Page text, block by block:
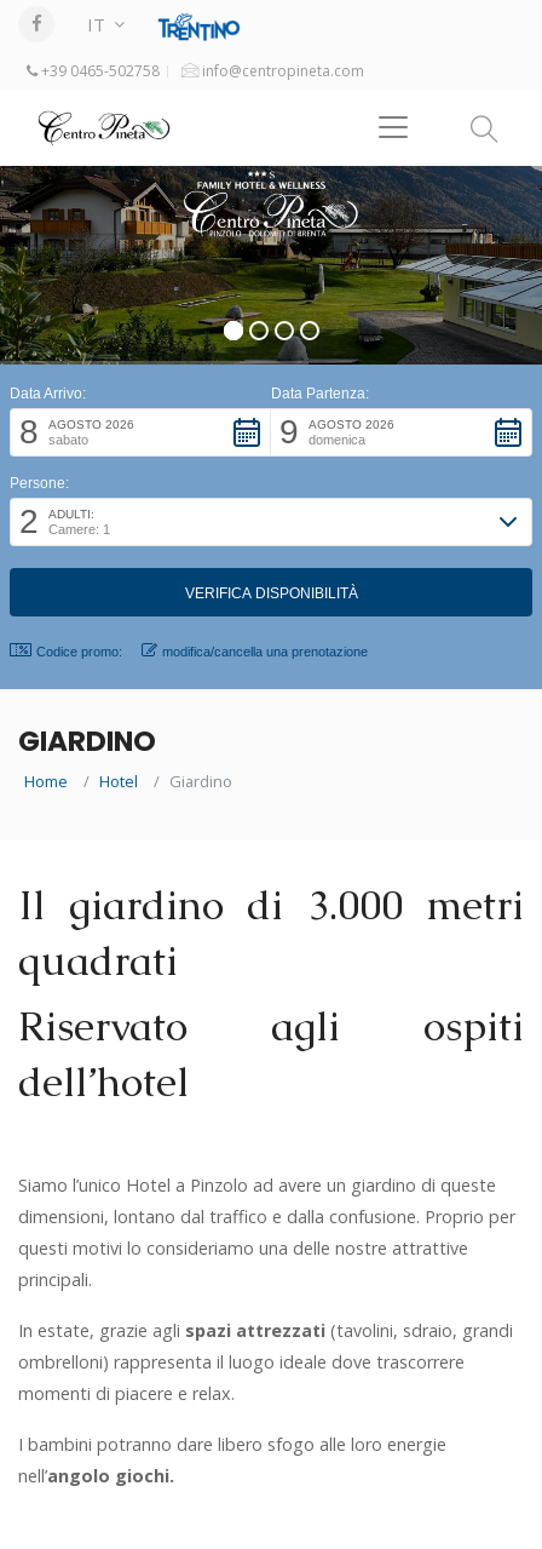
IT
+39 0465-502758 info@centropineta.com
Data Arrivo:
8 AGOSTO 2026
sabato
Data Partenza:
9 AGOSTO 2026
domenica
Persone:
2 ADULTI:
Camere: 1
Codice promo: modifica/cancella una prenotazione
GIARDINO
Home Hotel Giardino
Il giardino di 3.000 metri
quadrati
Riservato agli ospiti
dell’hotel
Siamo l’unico Hotel a Pinzolo ad avere un giardino di queste
dimensioni, lontano dal traffico e dalla confusione. Proprio per
questi motivi lo consideriamo una delle nostre attrattive
principali.
In estate, grazie agli spazi attrezzati (tavolini, sdraio, grandi
ombrelloni) rappresenta il luogo ideale dove trascorrere
momenti di piacere e relax.
I bambini potranno dare libero sfogo alle loro energie
nell’angolo giochi.